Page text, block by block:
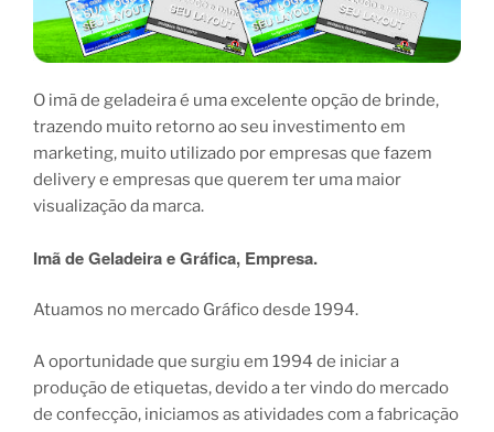
O imã de geladeira é uma excelente opção de brinde,
trazendo muito retorno ao seu investimento em
marketing, muito utilizado por empresas que fazem
delivery e empresas que querem ter uma maior
visualização da marca.
Imã de Geladeira e Gráfica, Empresa.
Atuamos no mercado Gráfico desde 1994.
A oportunidade que surgiu em 1994 de iniciar a
produção de etiquetas, devido a ter vindo do mercado
de confecção, iniciamos as atividades com a fabricação